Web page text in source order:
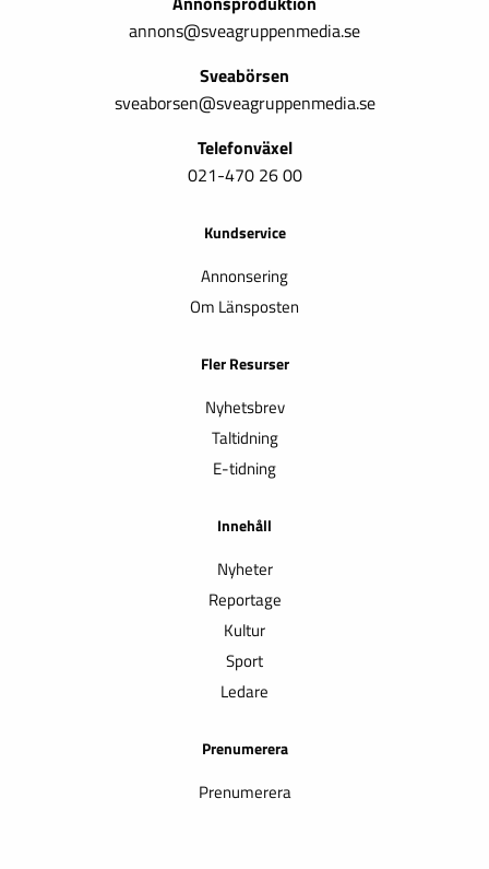
annons@sveagruppenmedia.se
Sveabörsen
sveaborsen@sveagruppenmedia.se
Telefonväxel
021-470 26 00
Kundservice
Annonsering
Om Länsposten
Fler Resurser
Nyhetsbrev
Taltidning
E-tidning
Innehåll
Nyheter
Reportage
Kultur
Sport
Ledare
Prenumerera
Prenumerera